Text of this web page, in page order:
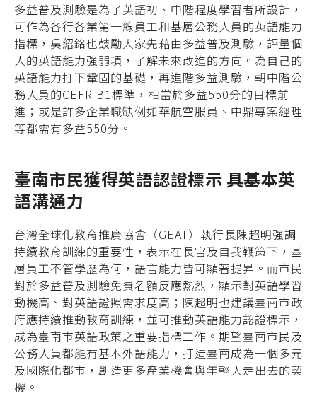
多益普及測驗是為了英語初、中階程度學習者所設計，
可作為各行各業第一線員工和基層公務人員的英語能力
指標，吳紹銘也鼓勵大家先藉由多益普及測驗，評量個
人的英語能力強弱項，了解未來改進的方向。為自己的
英語能力打下鞏固的基礎，再進階多益測驗，朝中階公
務人員的CEFR B1標準，相當於多益550分的目標前
進；或是許多企業職缺例如華航空服員、中鼎專案經理
等都需有多益550分。
臺南市民獲得英語認證標示 具基本英
語溝通力
台灣全球化教育推廣協會（GEAT）執行長陳超明強調
持續教育訓練的重要性，表示在長官及自我鞭策下，基
層員工不管學歷為何，語言能力皆可顯著提昇。而市民
對於多益普及測驗免費名額反應熱烈，顯示對英語學習
動機高、對英語證照需求度高；陳超明也建議臺南市政
府應持續推動教育訓練，並可推動英語能力認證標示，
成為臺南市英語政策之重要指標工作。期望臺南市民及
公務人員都能有基本外語能力，打造臺南成為一個多元
及國際化都市，創造更多產業機會與年輕人走出去的契
機。